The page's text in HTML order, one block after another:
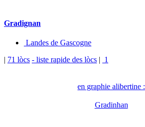
Gradignan
Landes de Gascogne
| 71 lòcs - liste rapide des lòcs | 1
en graphie alibertine :
Gradinhan